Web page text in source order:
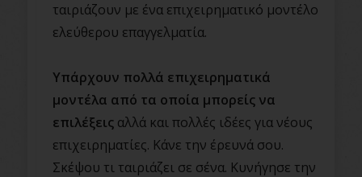
ταιριάζουν με ένα επιχειρηματικό μοντέλο
ελεύθερου επαγγελματία.
Υπάρχουν πολλά επιχειρηματικά
μοντέλα από τα οποία μπορείς να
επιλέξεις αλλά και πολλές ιδέες για νέους
επιχειρηματίες. Κάνε την έρευνά σου.
Σκέψου τι ταιριάζει σε σένα. Κυνήγησε την